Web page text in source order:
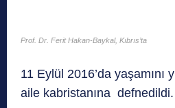
Prof. Dr. Ferit Hakan-Baykal, Kıbrıs’ta
11 Eylül 2016’da yaşamını
aile kabristanına defnedildi.